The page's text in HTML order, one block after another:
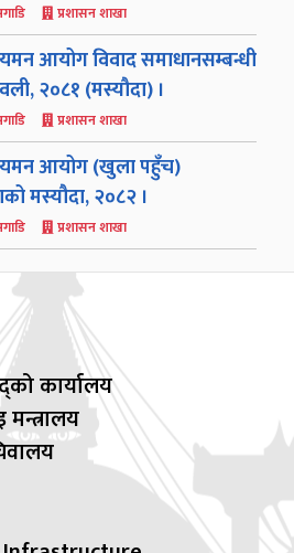
अगाडि प्रशासन शाखा
आयोग विवाद समाधानसम्बन्धी
२०८१ (मस्यौदा) ।
अगाडि प्रशासन शाखा
आयोग (खुला पहुँच)
मस्यौदा, २०८२ ।
अगाडि प्रशासन शाखा
कार्यालय